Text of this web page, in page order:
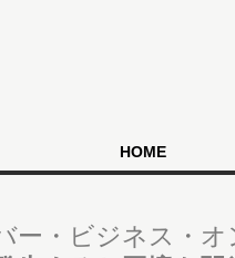
HOME
ー・ビジネス・オ